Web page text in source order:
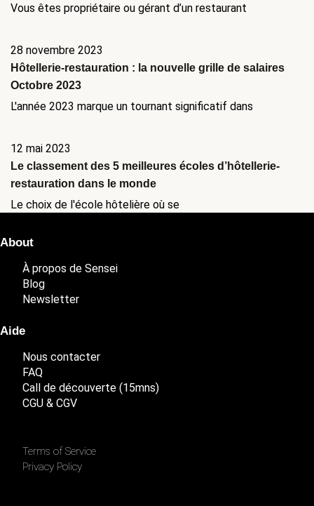
Vous êtes propriétaire ou gérant d’un restaurant
28 novembre 2023
Hôtellerie-restauration : la nouvelle grille de salaires
Octobre 2023
L'année 2023 marque un tournant significatif dans
12 mai 2023
Le classement des 5 meilleures écoles d’hôtellerie-
restauration dans le monde
Le choix de l'école hôtelière où se
About
À propos de Sensei
Blog
Newsletter
Aide
Nous contacter
FAQ
Call de découverte (15mns)
CGU & CGV
Terms of Service
Privacy Policy